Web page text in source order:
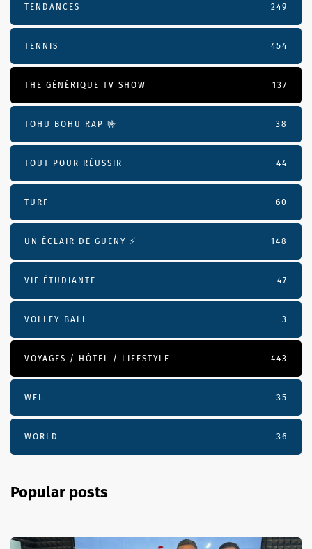
TENDANCES 249
TENNIS 454
THE GÉNÉRIQUE TV SHOW 137
TOHU BOHU RAP 🤟 38
TOUT POUR RÉUSSIR 44
TURF 60
UN ÉCLAIR DE GUENY ⚡️ 148
VIE ÉTUDIANTE 47
VOLLEY-BALL 3
VOYAGES / HÔTEL / LIFESTYLE 443
WEL 35
WORLD 36
Popular posts